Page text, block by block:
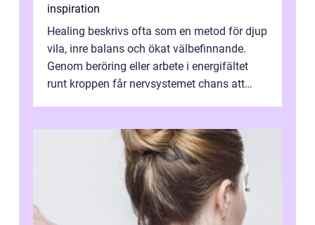
inspiration
Healing beskrivs ofta som en metod för djup
vila, inre balans och ökat välbefinnande.
Genom beröring eller arbete i energifältet
runt kroppen får nervsystemet chans att